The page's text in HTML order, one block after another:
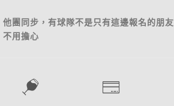
他團同步，有球隊不是只有這邊報名的朋友
不用擔心